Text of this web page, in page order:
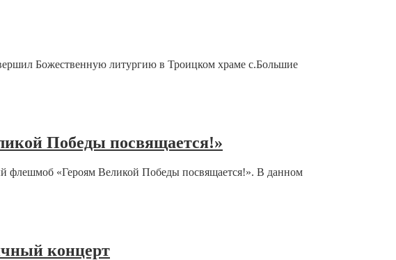
Божественную литургию в Троицком храме с.Большие
Победы посвящается!»
флешмоб «Героям Великой Победы посвящается!». В данном
концерт